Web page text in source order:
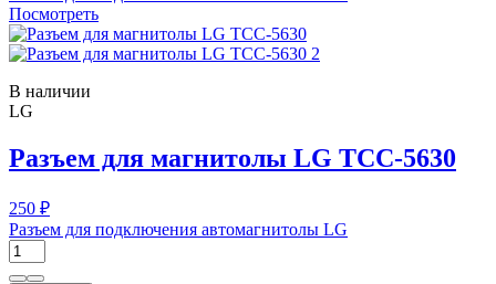
Посмотреть
В наличии
LG
Разъем для магнитолы LG TCC-5630
250 ₽
Разъем для подключения автомагнитолы LG